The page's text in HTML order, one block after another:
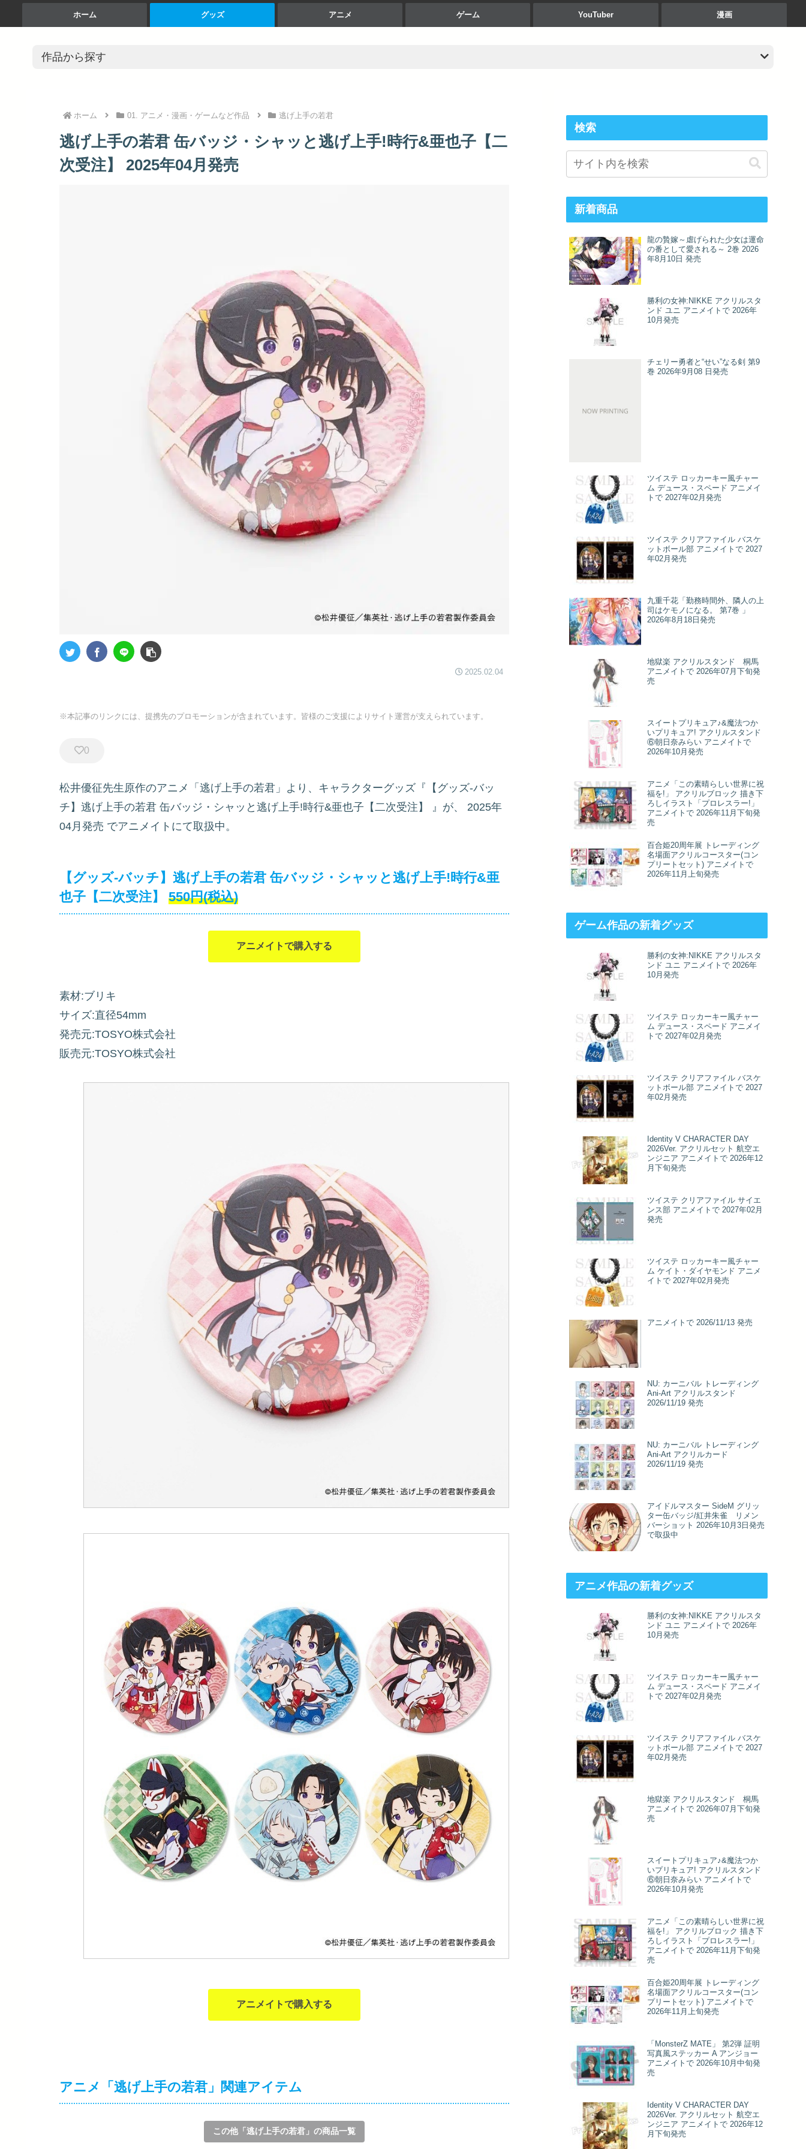
ホーム グッズ アニメ ゲーム YouTuber 漫画
ホーム 01. アニメ・漫画・ゲームなど作品 逃げ上手の若君
逃げ上手の若君 缶バッジ・シャッと逃げ上手!時行&亜也子【二
次受注】 2025年04月発売
2025.02.04
※本記事のリンクには、提携先のプロモーションが含まれています。皆様のご支援によりサイト運営が支えられています。
0
松井優征先生原作のアニメ「逃げ上手の若君」より、キャラクターグッズ『【グッズ-バッ
チ】逃げ上手の若君 缶バッジ・シャッと逃げ上手!時行&亜也子【二次受注】
』が、
2025年
04月発売 でアニメイトにて取扱中。
【グッズ-バッチ】逃げ上手の若君 缶バッジ・シャッと逃げ上手!時行&亜
也子【二次受注】
550円(税込)
アニメイトで購入する
素材:ブリキ
サイズ:直径54mm
発売元:TOSYO株式会社
販売元:TOSYO株式会社
アニメイトで購入する
アニメ「逃げ上手の若君」関連アイテム
この他「逃げ上手の若君」の商品一覧
検索
新着商品
龍の贄嫁～虐げられた少女は運命
の番として愛される～ 2巻 2026
年8月10日 発売
勝利の女神:NIKKE アクリルスタ
ンド ユニ アニメイトで 2026年
10月発売
チェリー勇者と“せい”なる剣 第9
巻 2026年9月08 日発売
ツイステ ロッカーキー風チャー
ム デュース・スペード アニメイ
トで 2027年02月発売
ツイステ クリアファイル バスケ
ットボール部 アニメイトで 2027
年02月発売
九重千花「勤務時間外、隣人の上
司はケモノになる。 第7巻 」
2026年8月18日発売
地獄楽 アクリルスタンド 桐馬
アニメイトで 2026年07月下旬発
売
スイートプリキュア♪&魔法つか
いプリキュア! アクリルスタンド
⑥朝日奈みらい アニメイトで
2026年10月発売
アニメ「この素晴らしい世界に祝
福を!」 アクリルブロック 描き下
ろしイラスト「プロレスラー!」
アニメイトで 2026年11月下旬発
売
百合姫20周年展 トレーディング
名場面アクリルコースター(コン
プリートセット) アニメイトで
2026年11月上旬発売
ゲーム作品の新着グッズ
勝利の女神:NIKKE アクリルスタ
ンド ユニ アニメイトで 2026年
10月発売
ツイステ ロッカーキー風チャー
ム デュース・スペード アニメイ
トで 2027年02月発売
ツイステ クリアファイル バスケ
ットボール部 アニメイトで 2027
年02月発売
Identity V CHARACTER DAY
2026Ver. アクリルセット 航空エ
ンジニア アニメイトで 2026年12
月下旬発売
ツイステ クリアファイル サイエ
ンス部 アニメイトで 2027年02月
発売
ツイステ ロッカーキー風チャー
ム ケイト・ダイヤモンド アニメ
イトで 2027年02月発売
アニメイトで 2026/11/13 発売
NU: カーニバル トレーディング
Ani-Art アクリルスタンド
2026/11/19 発売
NU: カーニバル トレーディング
Ani-Art アクリルカード
2026/11/19 発売
アイドルマスター SideM グリッ
ター缶バッジ/紅井朱雀 リメン
バーショット 2026年10月3日発売
で取扱中
アニメ作品の新着グッズ
勝利の女神:NIKKE アクリルスタ
ンド ユニ アニメイトで 2026年
10月発売
ツイステ ロッカーキー風チャー
ム デュース・スペード アニメイ
トで 2027年02月発売
ツイステ クリアファイル バスケ
ットボール部 アニメイトで 2027
年02月発売
地獄楽 アクリルスタンド 桐馬
アニメイトで 2026年07月下旬発
売
スイートプリキュア♪&魔法つか
いプリキュア! アクリルスタンド
⑥朝日奈みらい アニメイトで
2026年10月発売
アニメ「この素晴らしい世界に祝
福を!」 アクリルブロック 描き下
ろしイラスト「プロレスラー!」
アニメイトで 2026年11月下旬発
売
百合姫20周年展 トレーディング
名場面アクリルコースター(コン
プリートセット) アニメイトで
2026年11月上旬発売
「MonsterZ MATE」 第2弾 証明
写真風ステッカー A アンジョー
アニメイトで 2026年10月中旬発
売
Identity V CHARACTER DAY
2026Ver. アクリルセット 航空エ
ンジニア アニメイトで 2026年12
月下旬発売